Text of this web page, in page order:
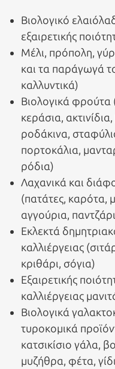
Βιολογικό
εξαιρετικής
Μέλι, πρόπολη,
και τα παράγωγά
καλλυντικά)
Βιολογικά φρούτα
κεράσια,
ροδάκινα,
πορτοκάλια,
ρόδια)
Λαχανικά και
(πατάτες, καρότα,
αγγούρια,
Εκλεκτά
καλλιέργειας
κριθάρι, σόγια)
Εξαιρετικής
καλλιέργειας
Βιολογικά
τυροκομικά
κατσικίσιο γάλα,
μυζήθρα, φέτα,